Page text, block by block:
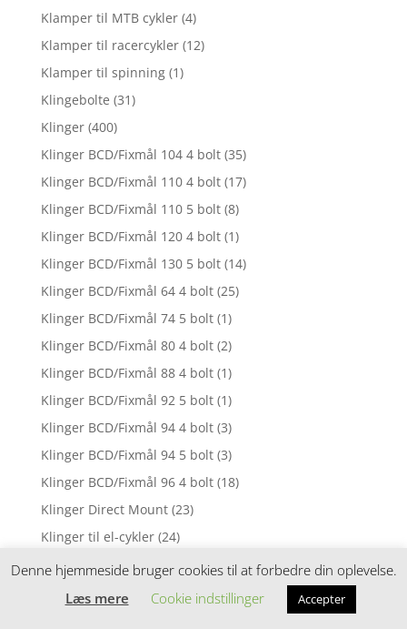
Klamper til MTB cykler (4)
Klamper til racercykler (12)
Klamper til spinning (1)
Klingebolte (31)
Klinger (400)
Klinger BCD/Fixmål 104 4 bolt (35)
Klinger BCD/Fixmål 110 4 bolt (17)
Klinger BCD/Fixmål 110 5 bolt (8)
Klinger BCD/Fixmål 120 4 bolt (1)
Klinger BCD/Fixmål 130 5 bolt (14)
Klinger BCD/Fixmål 64 4 bolt (25)
Klinger BCD/Fixmål 74 5 bolt (1)
Klinger BCD/Fixmål 80 4 bolt (2)
Klinger BCD/Fixmål 88 4 bolt (1)
Klinger BCD/Fixmål 92 5 bolt (1)
Klinger BCD/Fixmål 94 4 bolt (3)
Klinger BCD/Fixmål 94 5 bolt (3)
Klinger BCD/Fixmål 96 4 bolt (18)
Klinger Direct Mount (23)
Klinger til el-cykler (24)
Knickers Dame
Knickers Herre
Denne hjemmeside bruger cookies til at forbedre din oplevelse.
Læs mere
Cookie indstillinger Accepter